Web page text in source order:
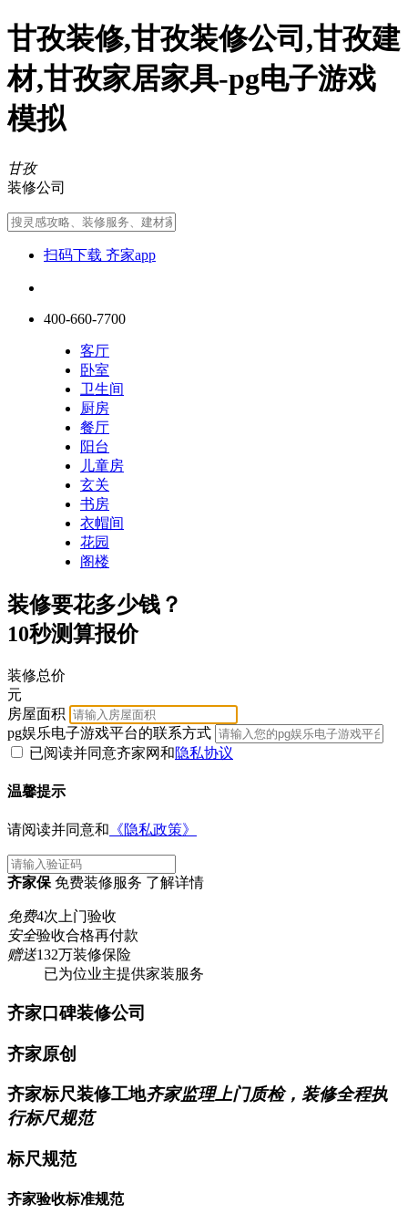
甘孜装修,甘孜装修公司,甘孜建
材,甘孜家居家具-pg电子游戏
模拟
甘孜
装修公司
扫码下载 齐家app
400-660-7700
客厅
卧室
卫生间
厨房
餐厅
阳台
儿童房
玄关
书房
衣帽间
花园
阁楼
装修要花多少钱？
10秒测算报价
装修总价
元
房屋面积
pg娱乐电子游戏平台的联系方式
已阅读并同意齐家网和隐私协议
温馨提示
请阅读并同意和 《隐私政策》
齐家保 免费装修服务 了解详情
免费4次上门验收
安全验收合格再付款
赠送132万装修保险
已为位业主提供家装服务
齐家口碑装修公司
齐家原创
齐家标尺装修工地齐家监理上门质检，装修全程执
行标尺规范
标尺规范
齐家验收标准规范